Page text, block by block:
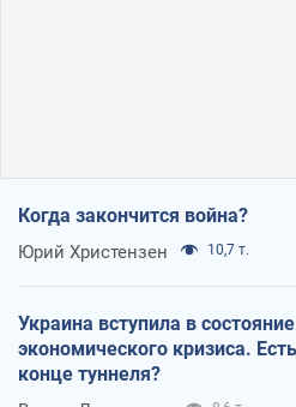
Когда закончится война?
Юрий Христензен 10,7 т.
Украина вступила в состояние
экономического кризиса.
конце туннеля?